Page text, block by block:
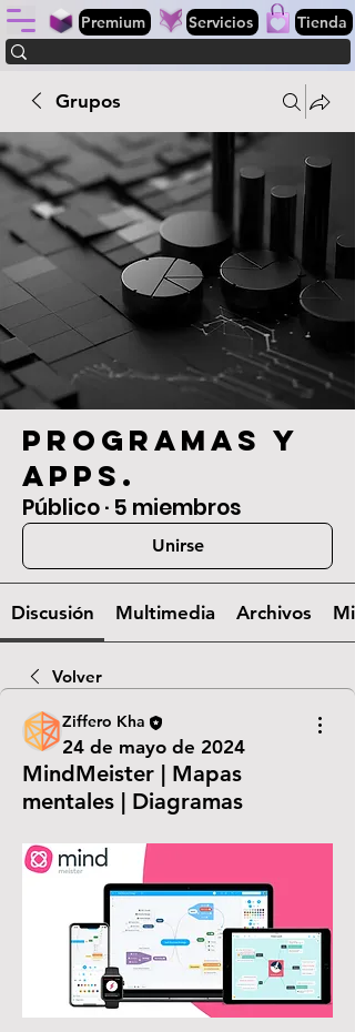
Premium Servicios Tienda
Grupos
Programas y
apps.
Público· 5 miembros
Unirse
Discusión Multimedia Archivos
Volver
Ziffero Kha
24 de mayo de 2024
MindMeister | Mapas
mentales | Diagramas